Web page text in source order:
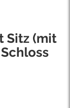
Sitz (mit